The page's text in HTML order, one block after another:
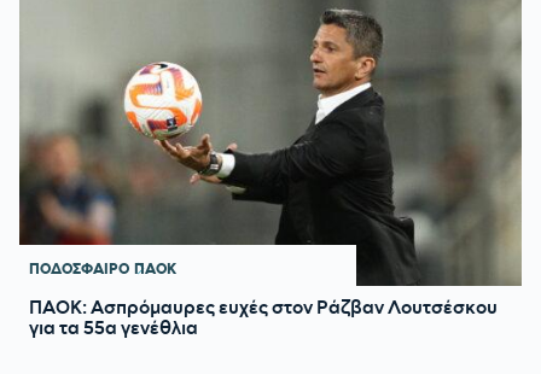
ΠΟΔΟΣΦΑΙΡΟ ΠΑΟΚ
ΠΑΟΚ: Ασπρόμαυρες ευχές στον Ράζβαν Λουτσέσκου
για τα 55α γενέθλια